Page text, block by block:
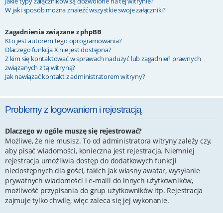
W jaki sposób można znaleźć wszystkie swoje załączniki?
Zagadnienia związane z phpBB
Kto jest autorem tego oprogramowania?
Dlaczego funkcja X nie jest dostępna?
Z kim się kontaktować w sprawach nadużyć lub zagadnień prawnych
związanych z tą witryną?
Jak nawiązać kontakt z administratorem witryny?
Problemy z logowaniem i rejestracją
Dlaczego w ogóle muszę się rejestrować?
Możliwe, że nie musisz. To od administratora witryny zależy czy,
aby pisać wiadomości, konieczna jest rejestracja. Niemniej
rejestracja umożliwia dostęp do dodatkowych funkcji
niedostępnych dla gości, takich jak własny awatar, wysyłanie
prywatnych wiadomości i e-maili do innych użytkowników,
możliwość przypisania do grup użytkowników itp. Rejestracja
zajmuje tylko chwilę, więc zaleca się jej wykonanie.